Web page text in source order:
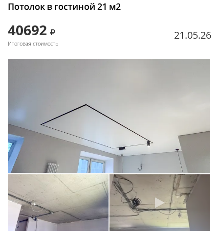
Потолок в гостиной 21 м2
40692
Итоговая стоимость
21.05.26